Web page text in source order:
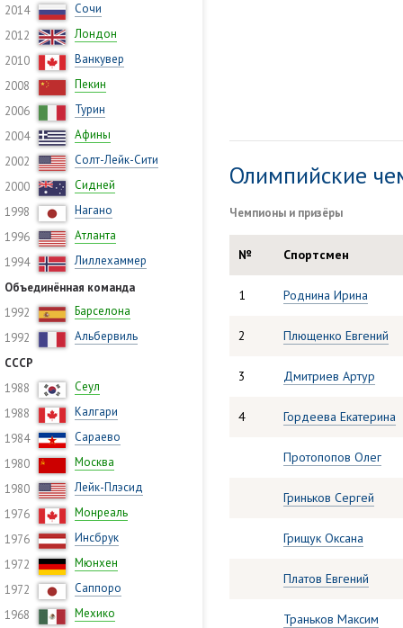
2014
Сочи
2012
Лондон
2010
Ванкувер
2008
Пекин
2006
Турин
2004
Афины
2002
Солт-Лейк-Сити
2000
Сидней
1998
Нагано
1996
Атланта
1994
Лиллехаммер
Объединённая команда
1992
Барселона
1992
Альбервиль
СССР
1988
Сеул
1988
Калгари
1984
Сараево
1980
Москва
1980
Лейк-Плэсид
1976
Монреаль
1976
Инсбрук
1972
Мюнхен
1972
Саппоро
1968
Мехико
Олимпийские
Чемпионы и призёры
№ Спортсмен
1 Роднина Ирина
2 Плющенко Евгений
3 Дмитриев Артур
4 Гордеева Екатерина
Протопопов Олег
Гриньков Сергей
Грищук Оксана
Платов Евгений
Траньков Максим